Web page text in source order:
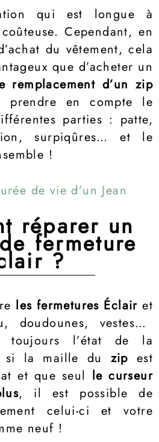
qui est longue à
Cependant, en
du vêtement, cela
que d’acheter un
remplacement d’un zip
prendre en compte le
parties : patte,
surpiqûres… et le
!
de vie d’un Jean
réparer un
fermeture
?
les fermetures Éclairet
doudounes, vestes…
toujours l’état de la
si la maille du zip est
et que seul le curseur
, il est possible de
celui-ci et votre
neuf !